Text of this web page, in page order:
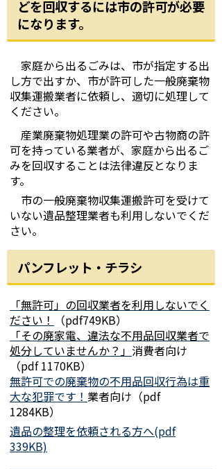
どを回収するには市の許可が必要
になります。
家庭から出るごみは、市が指定する出
し方で出すか、市が許可した一般廃棄物
収集運搬業者に依頼し、適切に処理して
ください。
産業廃棄物処理業の許可や古物商の許
可を持っている業者が、家庭から出るご
みを回収することは法律違反となりま
す。
市の一般廃棄物収集運搬許可を受けて
いない遺品整理業者も利用しないでくだ
さい。
パンフレット・チラシ
「無許可」の回収業者を利用しないでく
ださい！
（pdf749KB）
「その廃家電、違法な不用品回収業者で
処分していませんか？」 消費者向け
（pdf 1170KB）
無許可での廃棄物の不用品回収行為は重
大な犯罪です！ 業者向け（pdf
1284KB）
遺品の整理を依頼される方へ(pdf
339KB)